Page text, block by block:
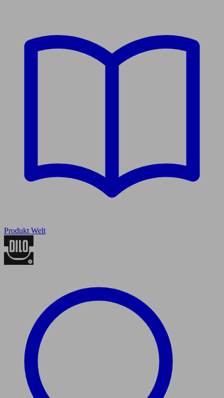
Produkt Welt